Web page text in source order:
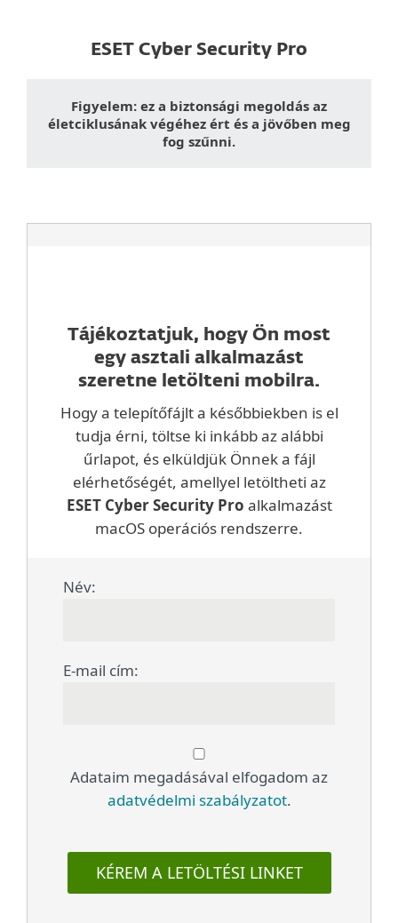
ESET Cyber Security Pro
Figyelem: ez a biztonsági megoldás az
életciklusának végéhez ért és a jövőben meg
fog szűnni.
Tájékoztatjuk, hogy Ön most
egy asztali alkalmazást
szeretne letölteni mobilra.
Hogy a telepítőfájlt a későbbiekben is el
tudja érni, töltse ki inkább az alábbi
űrlapot, és elküldjük Önnek a fájl
elérhetőségét, amellyel letöltheti az
ESET Cyber Security Pro alkalmazást
macOS operációs rendszerre.
Név:
E-mail cím:
Adataim megadásával elfogadom az
adatvédelmi szabályzatot.
KÉREM A LETÖLTÉSI LINKET